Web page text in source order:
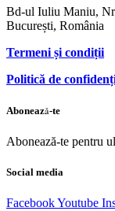
Bd-ul Iuliu Maniu,
București, România
Termeni și condiții
Politică de
Abonează-te
Abonează-te pentru
Social media
FacebookYoutube